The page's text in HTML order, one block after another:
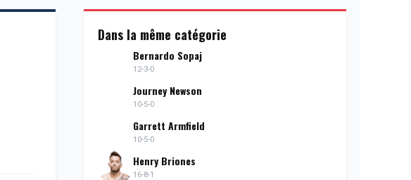
Dans la même catégorie
Bernardo Sopaj
12-3-0
Journey Newson
10-5-0
Garrett Armfield
10-5-0
Henry Briones
16-8-1